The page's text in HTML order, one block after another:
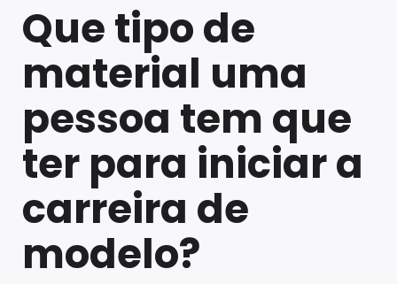
Que tipo de
material uma
pessoa tem que
ter para iniciar a
carreira de
modelo?